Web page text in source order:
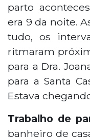
parto
era 9 da noite.
tudo, os
ritmaram
para a Dra.
para a Santa
Estava
Trabalho de
banheiro de